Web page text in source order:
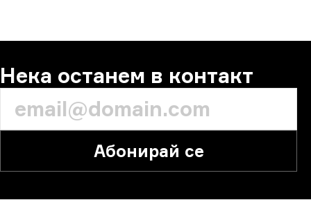
Нека останем в контакт
Абонирай се